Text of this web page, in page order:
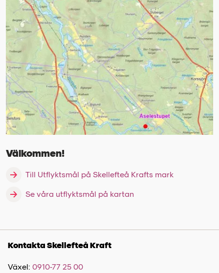
Välkommen!
Till Utflyktsmål på Skellefteå Krafts mark
Se våra utflyktsmål på kartan
Kontakta Skellefteå Kraft
Växel: 0910-77 25 00